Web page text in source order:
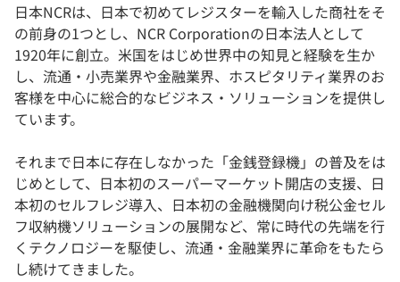
日本NCRは、日本で初めてレジスターを輸入した商社をそ
の前身の1つとし、NCR Corporationの日本法人として
1920年に創立。米国をはじめ世界中の知見と経験を生か
し、流通・小売業界や金融業界、ホスピタリティ業界のお
客様を中心に総合的なビジネス・ソリューションを提供し
ています。
それまで日本に存在しなかった「金銭登録機」の普及をは
じめとして、日本初のスーパーマーケット開店の支援、日
本初のセルフレジ導入、日本初の金融機関向け税公金セル
フ収納機ソリューションの展開など、常に時代の先端を行
くテクノロジーを駆使し、流通・金融業界に革命をもたら
し続けてきました。